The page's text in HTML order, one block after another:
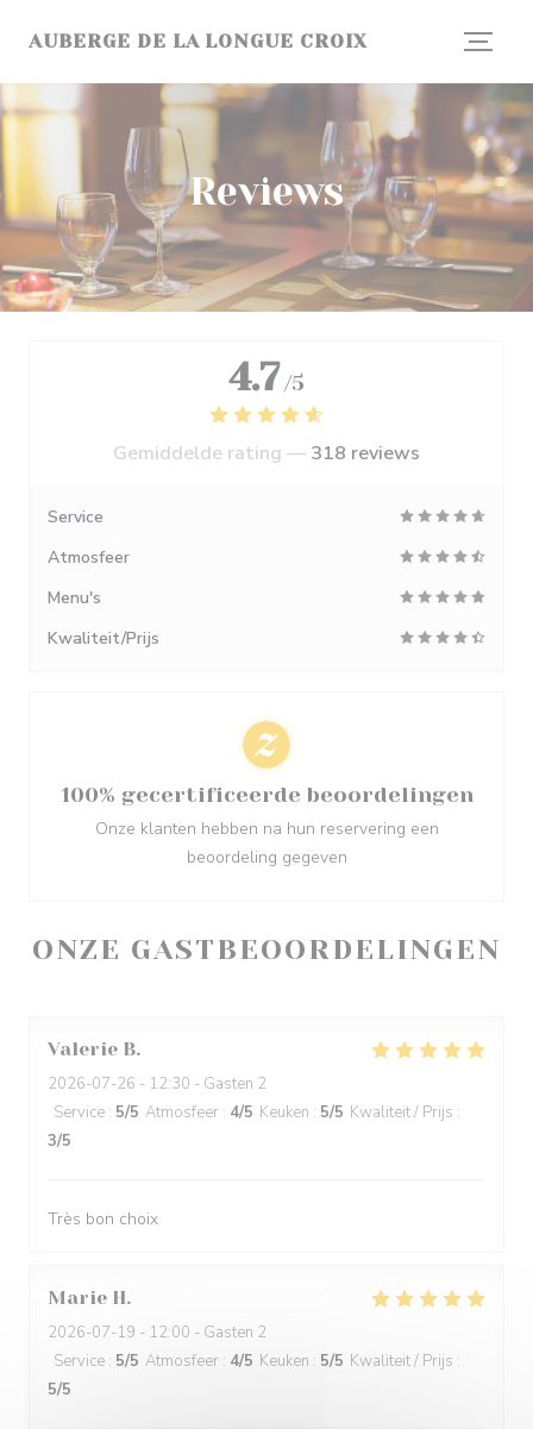
AUBERGE DE LA LONGUE CROIX
Reviews
ONZE GASTBEOORDELINGEN
Valerie B
2026-07-26 - 12:30 - Gasten 2
Service : 5/5 Atmosfeer : 4/5 Keuken : 5/5 Kwaliteit / Prijs :
3/5
Très bon choix
Marie H
2026-07-19 - 12:00 - Gasten 2
Service : 5/5 Atmosfeer : 4/5 Keuken : 5/5 Kwaliteit / Prijs :
5/5
4.7 /5
Gemiddelde rating — 318 reviews
Service
Atmosfeer
Menu's
Kwaliteit/Prijs
100% gecertificeerde beoordelingen
Onze klanten hebben na hun reservering een
beoordeling gegeven